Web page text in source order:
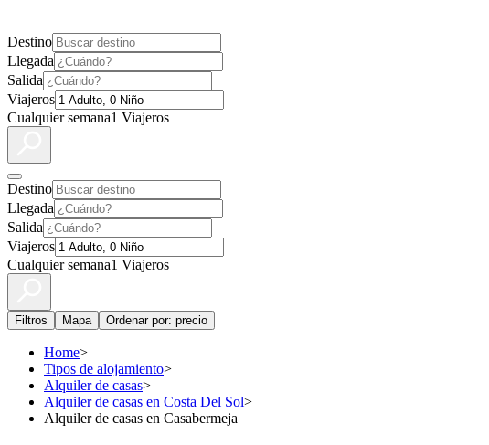
Destino
Llegada
Salida
Viajeros
Cualquier semana1 Viajeros
Destino
Llegada
Salida
Viajeros
Cualquier semana1 Viajeros
Filtros Mapa Ordenar por: precio
Home>
Tipos de alojamiento>
Alquiler de casas>
Alquiler de casas en Costa Del Sol>
Alquiler de casas en Casabermeja